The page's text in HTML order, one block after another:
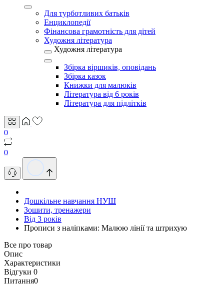
Для турботливих батьків
Енциклопедії
Фінансова грамотність для дітей
Художня література
Художня література
Збірка віршиків, оповідань
Збірка казок
Книжки для малюків
Література від 6 років
Література для підлітків
0
0
Дошкільне навчання НУШ
Зошити, тренажери
Від 3 років
Прописи з наліпками: Малюю лінії та штрихую
Все про товар
Опис
Характеристики
Відгуки 0
Питання0